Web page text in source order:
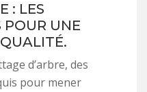
: LES
POUR UNE
d’arbre, des
pour mener